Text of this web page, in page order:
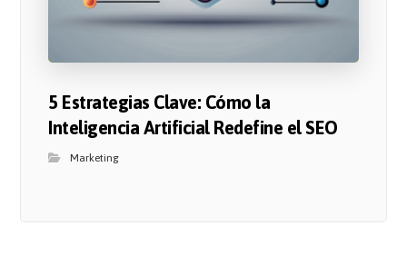
5 Estrategias Clave: Cómo la
Inteligencia Artificial Redefine el SEO
Marketing